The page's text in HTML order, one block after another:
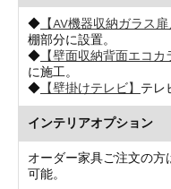
◆【AV機器収納ガラス扉
棚部分に設置。
◆【壁面収納背面エコカ
に施工。
◆【壁掛けテレビ】 テレ
インテリアオプション
オーダー家具ご注文の方
可能。